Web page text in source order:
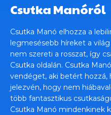
Csutka Manóról
Csutka Manó elhozza a
legmesésebb híreket a
nem szereti a rosszat, így
Csutka oldalán. Csutka
vendéget, aki betért hozzá,
jelezvén, hogy nem
több fantasztikus
Csutka Manó mindenkinek